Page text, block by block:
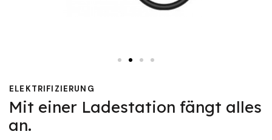
ELEKTRIFIZIERUNG
Mit einer Ladestation fängt alles
an.